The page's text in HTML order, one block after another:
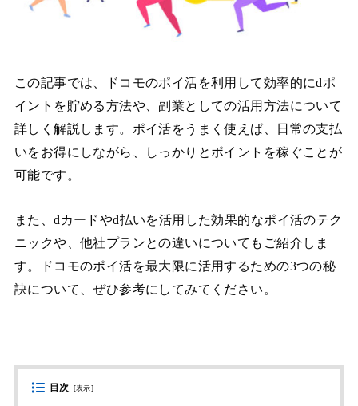
この記事では、ドコモのポイ活を利用して効率的にdポ
イントを貯める方法や、副業としての活用方法について
詳しく解説します。ポイ活をうまく使えば、日常の支払
いをお得にしながら、しっかりとポイントを稼ぐことが
可能です。
また、dカードやd払いを活用した効果的なポイ活のテク
ニックや、他社プランとの違いについてもご紹介しま
す。ドコモのポイ活を最大限に活用するための3つの秘
訣について、ぜひ参考にしてみてください。
目次 [表示]